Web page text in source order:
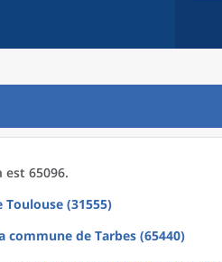
est 65096.
Toulouse (31555)
commune de Tarbes (65440)